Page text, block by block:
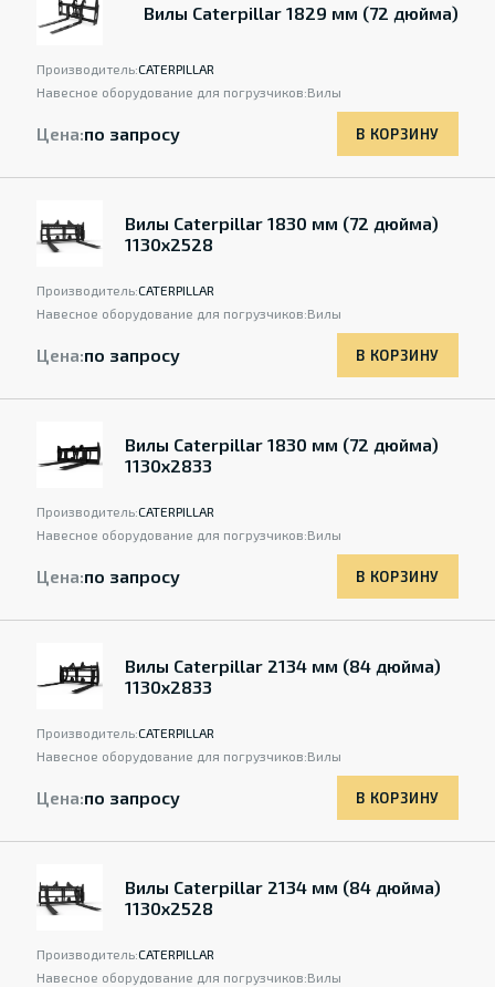
Вилы Caterpillar 1829 мм (72 дюйма)
Производитель:CATERPILLAR
Навесное оборудование для погрузчиков:Вилы
Цена:по запросу В КОРЗИНУ
Вилы Caterpillar 1830 мм (72 дюйма)
1130х2528
Производитель:CATERPILLAR
Навесное оборудование для погрузчиков:Вилы
Цена:по запросу В КОРЗИНУ
Вилы Caterpillar 1830 мм (72 дюйма)
1130х2833
Производитель:CATERPILLAR
Навесное оборудование для погрузчиков:Вилы
Цена:по запросу В КОРЗИНУ
Вилы Caterpillar 2134 мм (84 дюйма)
1130х2833
Производитель:CATERPILLAR
Навесное оборудование для погрузчиков:Вилы
Цена:по запросу В КОРЗИНУ
Вилы Caterpillar 2134 мм (84 дюйма)
1130х2528
Производитель:CATERPILLAR
Навесное оборудование для погрузчиков:Вилы